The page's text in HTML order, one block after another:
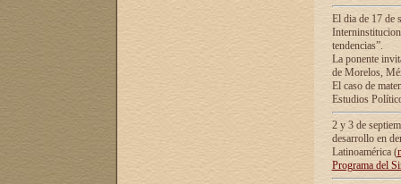
El dia de 17 de
tendencias”.
La ponente
de Morelos,
El caso de
Estudios
2 y 3 de
desarrollo en
Latinoamérica (
Programa del